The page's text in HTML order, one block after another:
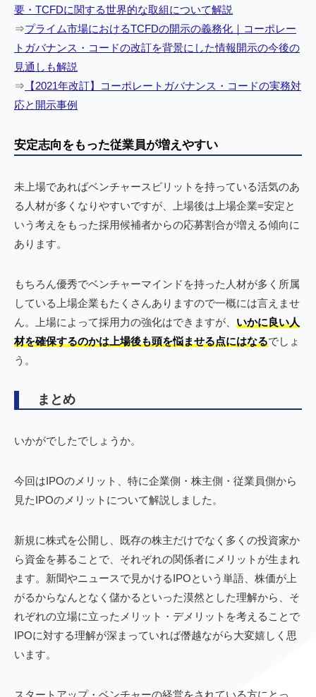
要・TCFDに関する世界的な取組について解説
⇒プライム市場におけるTCFDの開示の義務化｜コーポレー
トガバナンス・コードの改訂を背景にした情報開示の今後の
見通しも解説
⇒ 【2021年改訂】コーポレートガバナンス・コードの実務対
応と開示事例
安定志向をもった従業員が増えやすい
未上場であればベンチャースピリットを持っている活気のあ
る人材が多くなりやすいですが、上場後は上場企業=安定と
いう考えをもった採用候補者からの応募割合が増える傾向に
あります。
もちろん優秀でベンチャーマインドを持った人材が多く所属
している上場企業もたくさんありますので一概には言えませ
ん。上場によって採用力の強化はできますが、 いかに良い人
材を確保するのかは上場後も頭を悩ませる点にはなるでしょ
う。
まとめ
いかがでしたでしょうか。
今回はIPOのメリット、特に企業側・株主側・従業員側から
見たIPOのメリットについて解説しました。
新規に株式を公開し、既存の株主だけでなく多くの投資家か
ら資金を募ることで、それぞれの関係者にメリットが生まれ
ます。新聞やニュースで見かけるIPOという単語、株価が上
がるからなんとなく儲かるといった漠然とした理解から、そ
れぞれの立場に立ったメリット・デメリットを考えることで
IPOに対する理解が深まっていれば僭越ながら大変嬉しく思
います。
スタートアップ・ベンチャーの経営をされている方にとっ